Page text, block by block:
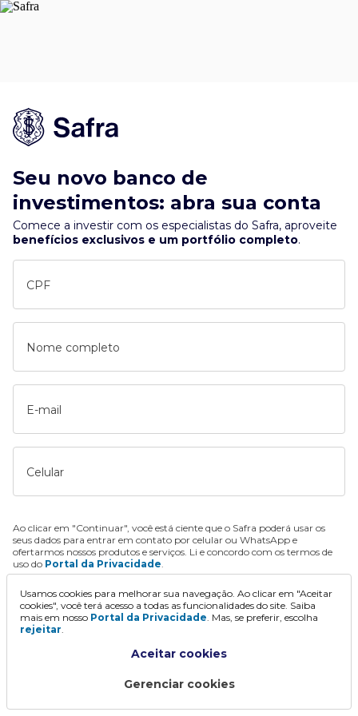
Seu novo banco de
investimentos: abra sua conta
Comece a investir com os especialistas do Safra, aproveite
benefícios exclusivos e um portfólio completo.
CPF
Nome completo
E-mail
Celular
Ao clicar em "Continuar", você está ciente que o Safra poderá usar os
seus dados para entrar em contato por celular ou WhatsApp e
ofertarmos nossos produtos e serviços. Li e concordo com os termos de
uso do Portal da Privacidade.
Continuar
Usamos cookies para melhorar sua navegação. Ao clicar em "Aceitar
cookies", você terá acesso a todas as funcionalidades do site. Saiba
mais em nosso Portal da Privacidade. Mas, se preferir, escolha
rejeitar.
Aceitar cookies
Gerenciar cookies